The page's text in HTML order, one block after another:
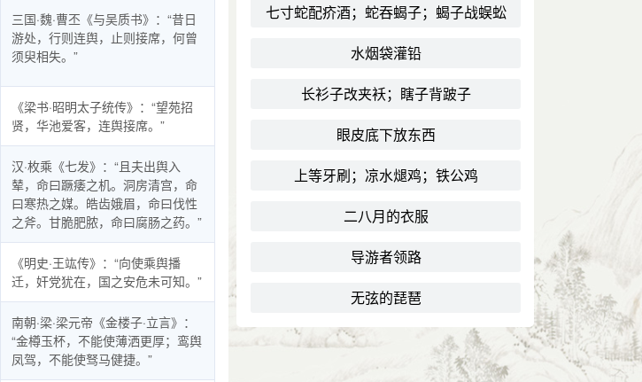
三国·魏·曹丕《与吴质书》：“昔日
游处，行则连舆，止则接席，何曾
须臾相失。”
《梁书·昭明太子统传》：“望苑招
贤，华池爱客，连舆接席。”
汉·枚乘《七发》：“且夫出舆入
辇，命曰蹶痿之机。洞房清宫，命
曰寒热之媒。皓齿娥眉，命曰伐性
之斧。甘脆肥脓，命曰腐肠之药。”
《明史·王竑传》：“向使乘舆播
迁，奸党犹在，国之安危未可知。”
南朝·梁·梁元帝《金楼子·立言》：
“金樽玉杯，不能使薄洒更厚；鸾舆
凤驾，不能使驽马健捷。”
七寸蛇配疥酒；蛇吞蝎子；蝎子战蜈蚣
水烟袋灌铅
长衫子改夹袄；瞎子背跛子
眼皮底下放东西
上等牙刷；凉水煺鸡；铁公鸡
二八月的衣服
导游者领路
无弦的琵琶